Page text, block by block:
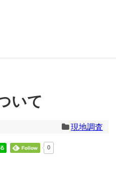
いて
現地調査
0